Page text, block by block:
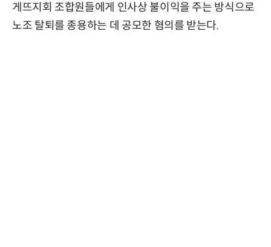
게뜨지회 조합원들에게 인사상 불이익을 주는 방식으로
노조 탈퇴를 종용하는 데 공모한 혐의를 받는다.